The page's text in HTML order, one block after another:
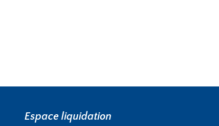
Espace liquidation